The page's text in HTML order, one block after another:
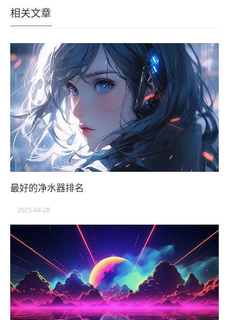
相关文章
最好的净水器排名
2025-04-28